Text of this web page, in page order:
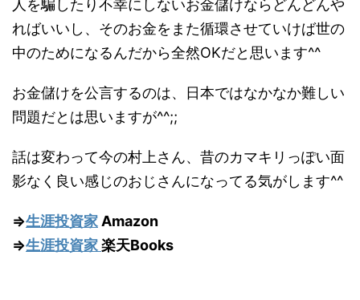
人を騙したり不幸にしないお金儲けならどんどんや
ればいいし、そのお金をまた循環させていけば世の
中のためになるんだから全然OKだと思います^^
お金儲けを公言するのは、日本ではなかなか難しい
問題だとは思いますが^^;;
話は変わって今の村上さん、昔のカマキリっぽい面
影なく良い感じのおじさんになってる気がします^^
⇒生涯投資家 Amazon
⇒生涯投資家楽天Books